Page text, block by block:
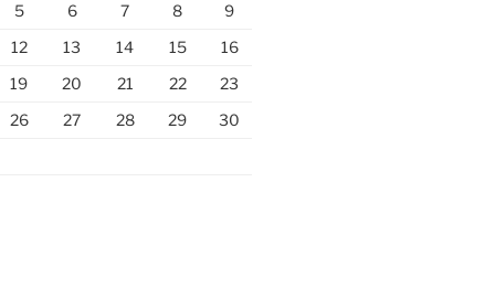
5 6 7 8
9
12 13 14 15
16
19 20 21 22
23
26 27 28 29
30